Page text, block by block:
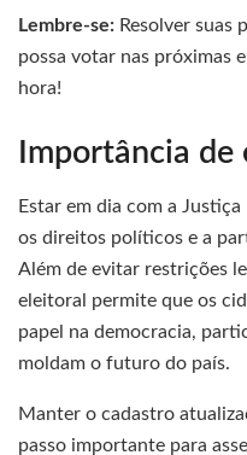
Lembre-se: Resolver suas
possa votar nas próximas
hora!
Importância
Estar em dia com a
os direitos políticos e a
Além de evitar restrições
eleitoral permite que os
papel na democracia,
moldam o futuro do país.
Manter o cadastro
passo importante para